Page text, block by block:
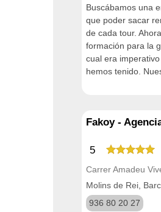
Buscábamos una
que poder sacar
de cada tour.
formación para la
cual era
hemos tenido.
Fakoy -
5
Carrer Amadeu
Molins de Rei,
936 80 20 27